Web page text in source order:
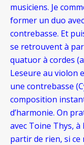
musiciens. Je
former un duo
contrebasse. Et
se retrouvent à
quatuor à cordes
Leseure au violon
une contrebasse
composition
d’harmonie. On
avec Toine Thys, à
partir de rien, si ce